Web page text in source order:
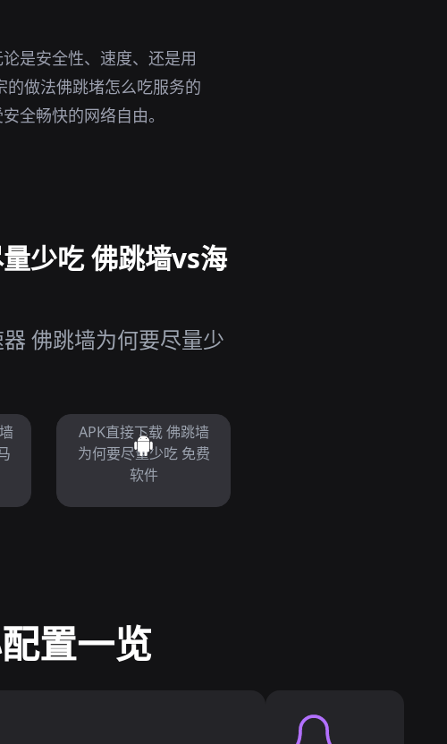
是安全性、速度、还是用
做法佛跳堵怎么吃服务的
全畅快的网络自由。
少吃 佛跳墙vs海
佛跳墙为何要尽量少
APK直接下载 佛跳墙
为何要尽量少吃 免费
软件
置一览